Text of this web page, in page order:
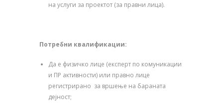
на услуги за проектот (за правни лица).
Потребни квалификации:
Да е физичко лице (експерт по комуникации
и ПР активности) или правно лице
регистрирано за вршење на бараната
дејност;